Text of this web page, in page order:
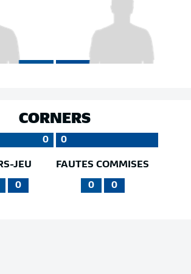
CORNERS
0 0
JEU
0
FAUTES COMMISES
0 0